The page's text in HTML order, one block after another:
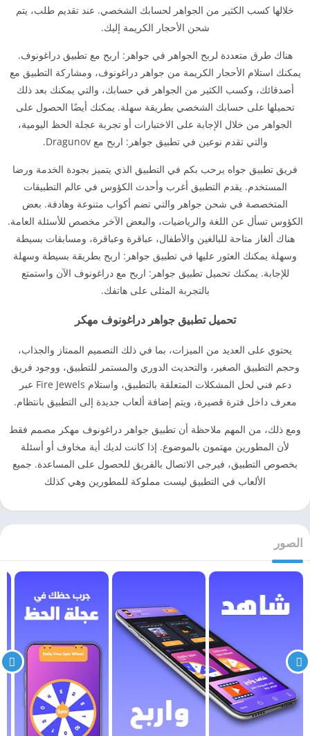
خلالها كسب الكثير من الجواهر لحسابك الشخصي. عند تقديم طلب، يتم
شحن الأحجار الكريمة إليك.
هناك طرق متعددة لربح الجواهر في جواهر: اربح مع تطبيق دراغونوف.
يمكنك استلام الأحجار الكريمة من جواهر دراغونوف، ومشاركة التطبيق مع
أصدقائك، وكسب الكثير من الجواهر في حسابك، والتي يمكنك بعد ذلك
تحميلها على حسابك الشخصي بطريقة سهلة. يمكنك أيضًا الحصول على
الجواهر من خلال الإجابة على الاختبارات أو تجربة عجلة الحظ اليومية،
والتي تقدم نوعين في تطبيق جواهر: اربح مع Dragunov.
فريق تطبيق جواه يرحب بكم في التطبيق الذي يتميز بجودة الخدمة ورضا
المستخدم. يقدم التطبيق أغرب وأحدث الكؤوس في عالم التطبيقات
المتخصصة في شحن جواهر والتي تضم أكواب متنوعة وهادفة. بعض
الكؤوس تسأل عن اللغة والرياضيات، والبعض الآخر مخصص للأسئلة العامة.
هناك ألغاز متاحة للبالغين والأطفال، عباقرة وعباقرة، ومسابقات بسيطة
وسهلة يمكنك العثور عليها في تطبيق جواهر: اربح بطريقة بسيطة وسهلة
للإجابة. يمكنك تحميل تطبيق جواهر: اربح مع دراغونوف الآن واستمتع
بالتجربة المثلى على هاتفك.
تحميل تطبيق جواهر دراغونوف مهكر
يحتوي على العديد من الميزات، بما في ذلك التصميم الممتاز والجذاب،
وحجم التطبيق الصغير، والتحديث الدوري والمستمر للتطبيق، ووجود فريق
دعم فني لحل المشكلات المتعلقة بالتطبيق، واستلام Fire Jewels عبر
معرف داخل فترة قصيرة، ويتم إضافة ألعاب جديدة إلى التطبيق بانتظام.
ومع ذلك، من المهم ملاحظة أن تطبيق جواهر دراغونوف مهكر مصمم فقط
لأن المطورين مهتمون بالموضوع. إذا كانت لديك أية مخاوف أو أسئلة
بخصوص التطبيق، فيرجى الاتصال بالفريق للحصول على المساعدة. جميع
الألعاب في التطبيق ليست مملوكة للمطورين وهي كذلك
الصور